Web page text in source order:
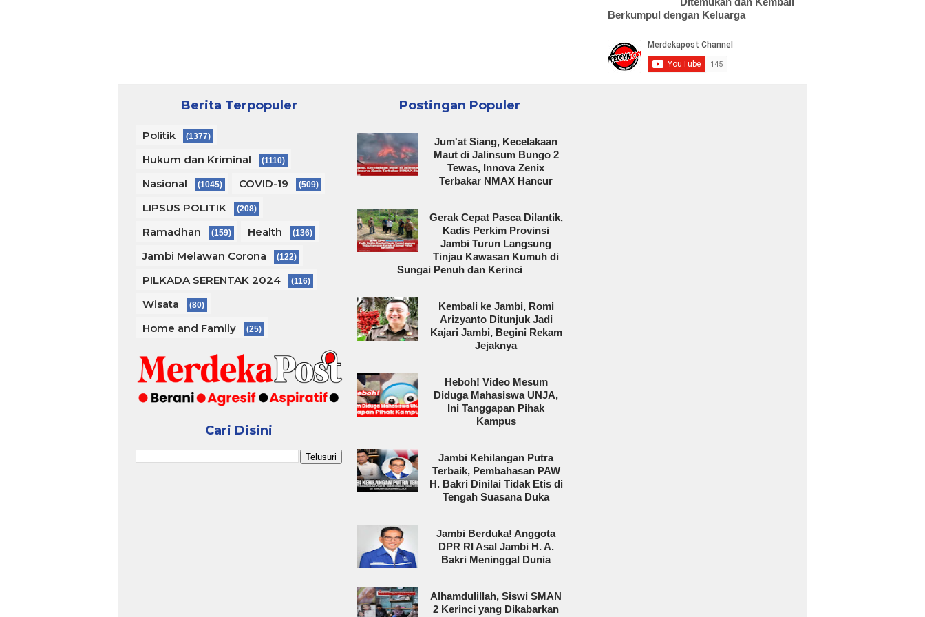
Berkumpul dengan Keluarga
Berita Terpopuler
Politik (1377)
Hukum dan Kriminal (1110)
Nasional (1045) COVID-19 (509)
LIPSUS POLITIK (208)
Ramadhan (159) Health (136)
Jambi Melawan Corona (122)
PILKADA SERENTAK 2024 (116)
Wisata (80)
Home and Family (25)
Cari Disini
Postingan Populer
Jum'at Siang, Kecelakaan
Maut di Jalinsum Bungo 2
Tewas, Innova Zenix
Terbakar NMAX Hancur
Gerak Cepat Pasca Dilantik,
Kadis Perkim Provinsi
Jambi Turun Langsung
Tinjau Kawasan Kumuh di
Sungai Penuh dan Kerinci
Kembali ke Jambi, Romi
Arizyanto Ditunjuk Jadi
Kajari Jambi, Begini Rekam
Jejaknya
Heboh! Video Mesum
Diduga Mahasiswa UNJA,
Ini Tanggapan Pihak
Kampus
Jambi Kehilangan Putra
Terbaik, Pembahasan PAW
H. Bakri Dinilai Tidak Etis di
Tengah Suasana Duka
Jambi Berduka! Anggota
DPR RI Asal Jambi H. A.
Bakri Meninggal Dunia
Alhamdulillah, Siswi SMAN
2 Kerinci yang Dikabarkan